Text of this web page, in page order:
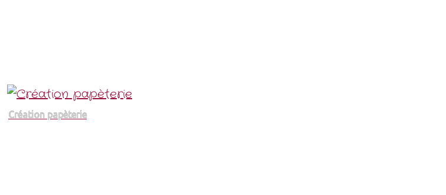
Création papèterie